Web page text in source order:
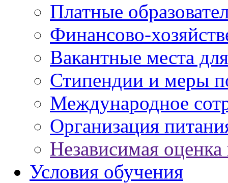
Платные
Финансово-
Вакантные места
Стипендии и меры
Международное
Организация
Независимая оценка
Условия обучения